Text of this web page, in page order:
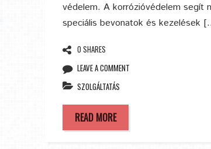
védelem. A korrózióvédelem segít
speciális bevonatok és kezelések
0 SHARES
LEAVE A COMMENT
SZOLGÁLTATÁS
READ MORE